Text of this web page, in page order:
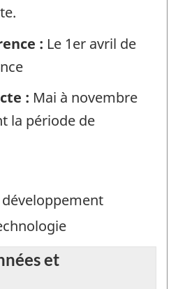
: Le 1er avril de
: Mai à novembre
la période de
développement
et